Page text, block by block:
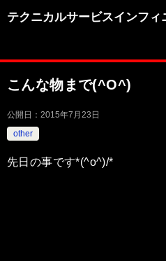
テクニカルサービスインフィ
こんな物まで(^O^)
公開日： 2015年7月23日
other
先日の事です*(^o^)/*